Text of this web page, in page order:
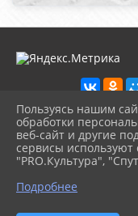
2026 г. dk-
Вход
Карта сайта
Политика обработки
Сделано на KubCMS
Пользуясь нашим
обработки
веб-сайт и другие
сервисы используют
"PRO.Культура",
Подробнее